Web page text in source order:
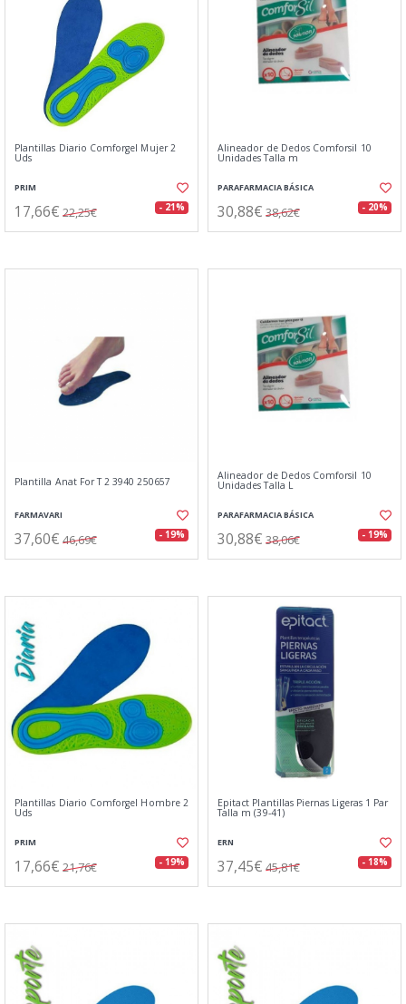
Plantillas Diario Comforgel Mujer 2
Uds
PRIM
17,66€ 22,25€ - 21%
Alineador de Dedos Comforsil 10
Unidades Talla m
PARAFARMACIA BÁSICA
30,88€ 38,62€ - 20%
Plantilla Anat For T 2 3940 250657
FARMAVARI
37,60€ 46,69€ - 19%
Alineador de Dedos Comforsil 10
Unidades Talla L
PARAFARMACIA BÁSICA
30,88€ 38,06€ - 19%
Plantillas Diario Comforgel Hombre 2
Uds
PRIM
17,66€ 21,76€ - 19%
Epitact Plantillas Piernas Ligeras 1 Par
Talla m (39-41)
ERN
37,45€ 45,81€ - 18%